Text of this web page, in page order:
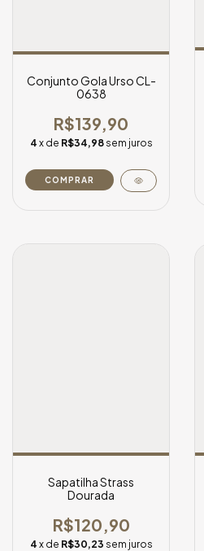
Conjunto Gola Urso CL-
0638
R$139,90
4 x de R$34,98 sem juros
COMPRAR
Sapatilha Strass
Dourada
R$120,90
4 x de R$30,23 sem juros